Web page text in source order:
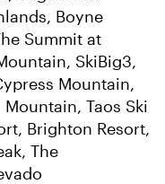
Boyne
Summit at
SkiBig3,
Mountain,
Taos Ski
Brighton Resort,
The